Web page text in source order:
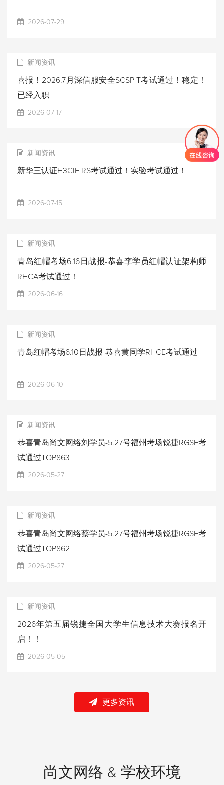
2026-07-29
新闻资讯
喜报！2026.7月深信服安全SCSP-T考试通过！稳定！
已经入职
2026-07-17
新闻资讯
新华三认证H3CIE RS考试通过！实验考试通过！
2026-07-15
新闻资讯
青岛红帽考场6.16日战报-恭喜李学员红帽认证架构师
RHCA考试通过！
2026-06-16
新闻资讯
青岛红帽考场6.10日战报-恭喜黄同学RHCE考试通过
2026-06-10
新闻资讯
恭喜青岛尚文网络刘学员-5.27号福州考场锐捷RGSE考
试通过TOP863
2026-05-27
新闻资讯
恭喜青岛尚文网络蔡学员-5.27号福州考场锐捷RGSE考
试通过TOP862
2026-05-27
新闻资讯
2026年第五届锐捷全国大学生信息技术大赛报名开
启！！
2026-05-05
更多资讯
尚文网络 & 学校环境